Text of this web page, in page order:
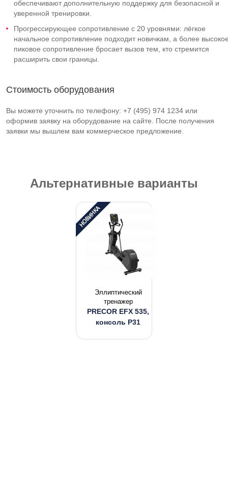
обеспечивают дополнительную поддержку для безопасной и
уверенной тренировки.
Прогрессирующее сопротивление с 20 уровнями: лёгкое
начальное сопротивление подходит новичкам, а более
пиковое сопротивление бросает вызов тем, кто стремится
расширить свои границы.
Стоимость оборудования
Вы можете уточнить по телефону: +7 (495) 974 1234 или
оформив заявку на оборудование на сайте. После получения
заявки мы вышлем вам коммерческое предложение.
Альтернативные варианты
Эллиптический
тренажер
PRECOR EFX 535,
консоль P31